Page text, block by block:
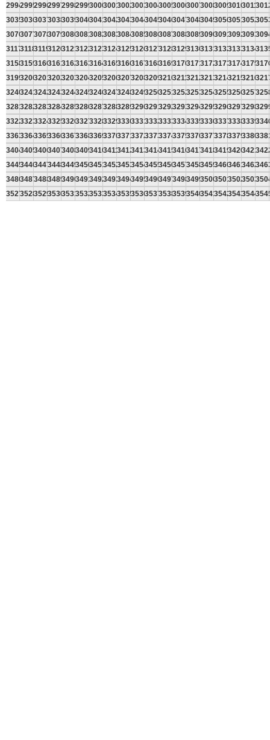
299429952996299729982999300030013002300330043005300630073008300930103011
303530363037303830393040304130423043304430453046304730483049305030513052
307630773078307930803081308230833084308530863087308830893090309130923093
311731183119312031213122312331243125312631273128312931303131313231333134
315831593160316131623163316431653166316731683169317031713172317331743175
319932003201320232033204320532063207320832093210321132123213321432153216
324032413242324332443245324632473248324932503251325232533254325532563257
328132823283328432853286328732883289329032913292329332943295329632973298
332233233324332533263327332833293330333133323333333433353336333733383339
336333643365336633673368336933703371337233733374337533763377337833793380
340434053406340734083409341034113412341334143415341634173418341934203421
344534463447344834493450345134523453345434553456345734583459346034613462
348634873488348934903491349234933494349534963497349834993500350135023503
352735283529353035313532353335343535353635373538353935403541354235433544